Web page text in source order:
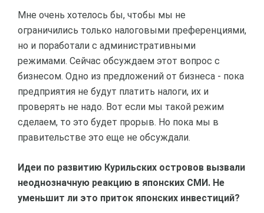
Мне очень хотелось бы, чтобы мы не
ограничились только налоговыми преференциями,
но и поработали с административными
режимами. Сейчас обсуждаем этот вопрос с
бизнесом. Одно из предложений от бизнеса - пока
предприятия не будут платить налоги, их и
проверять не надо. Вот если мы такой режим
сделаем, то это будет прорыв. Но пока мы в
правительстве это еще не обсуждали.
Идеи по развитию Курильских островов вызвали
неоднозначную реакцию в японских СМИ. Не
уменьшит ли это приток японских инвестиций?